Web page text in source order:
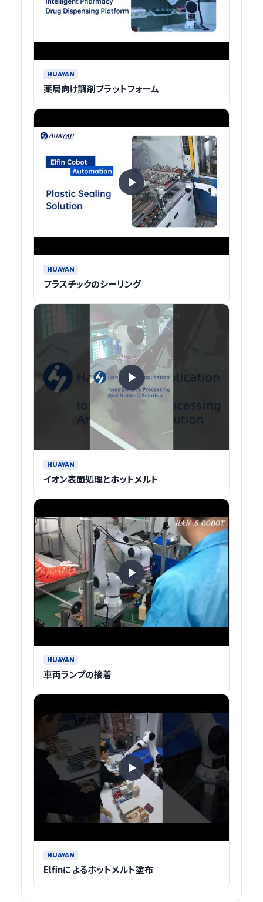
HUAYAN
薬局向け調剤プラットフォーム
HUAYAN
プラスチックのシーリング
HUAYAN
イオン表面処理とホットメルト
HUAYAN
車両ランプの接着
HUAYAN
Elfinによるホットメルト塗布